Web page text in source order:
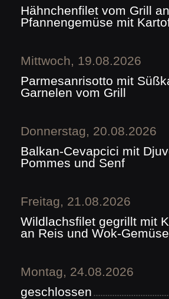
Hähnchenfilet vom Grill
Pfannengemüse mit
Mittwoch, 19.08.2026
Parmesanrisotto mit
Garnelen vom Grill
Donnerstag, 20.08.2026
Balkan-Cevapcici mit
Pommes und Senf
Freitag, 21.08.2026
Wildlachsfilet gegrillt mit
an Reis und Wok-Gemüse
Montag, 24.08.2026
geschlossen